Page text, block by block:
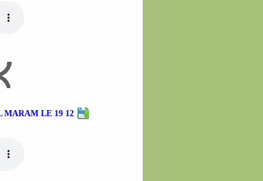
MARAM LE 19 12